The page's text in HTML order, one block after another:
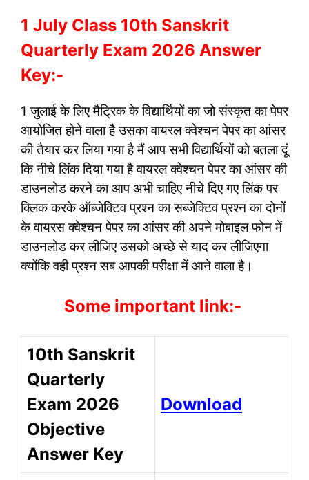
1 July Class 10th Sanskrit
Quarterly Exam 2026 Answer
Key:-
1 जुलाई के लिए मैट्रिक के विद्यार्थियों का जो संस्कृत का पेपर
आयोजित होने वाला है उसका वायरल क्वेश्चन पेपर का आंसर
की तैयार कर लिया गया है मैं आप सभी विद्यार्थियों को बतला दूं
कि नीचे लिंक दिया गया है वायरल क्वेश्चन पेपर का आंसर की
डाउनलोड करने का आप अभी चाहिए नीचे दिए गए लिंक पर
क्लिक करके ऑब्जेक्टिव प्रश्न का सब्जेक्टिव प्रश्न का दोनों
के वायरस क्वेश्चन पेपर का आंसर की अपने मोबाइल फोन में
डाउनलोड कर लीजिए उसको अच्छे से याद कर लीजिएगा
क्योंकि वही प्रश्न सब आपकी परीक्षा में आने वाला है।
Some important link:-
10th Sanskrit
Quarterly
Exam 2026
Objective
Answer Key
Download